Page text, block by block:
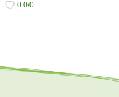
0.0/0